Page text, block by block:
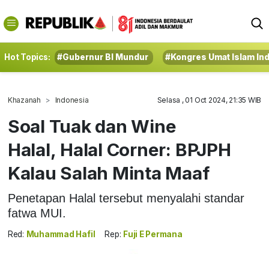
Hot Topics: #Gubernur BI Mundur #Kongres Umat Islam
Khazanah Indonesia Selasa , 01 Oct 2024, 21:35 WIB
Soal Tuak dan Wine
Halal, Halal Corner: BPJPH
Kalau Salah Minta Maaf
Penetapan Halal tersebut menyalahi standar
fatwa MUI.
Red: Muhammad Hafil Rep: Fuji E Permana